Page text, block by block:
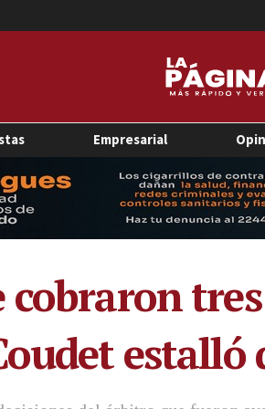
Empresarial
cobraron